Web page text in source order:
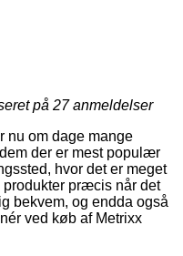
på 27anmeldelser
nu om dage mange
der er mest populær
hvor det er meget
præcis når det
bekvem, og endda også
ved køb af Metrixx